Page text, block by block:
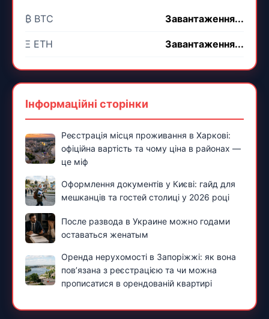
₿ BTC Завантаження...
Ξ ETH Завантаження...
Інформаційні сторінки
Реєстрація місця проживання в Харкові:
офіційна вартість та чому ціна в районах —
це міф
Оформлення документів у Києві: гайд для
мешканців та гостей столиці у 2026 році
После развода в Украине можно годами
оставаться женатым
Оренда нерухомості в Запоріжжі: як вона
пов’язана з реєстрацією та чи можна
прописатися в орендованій квартирі